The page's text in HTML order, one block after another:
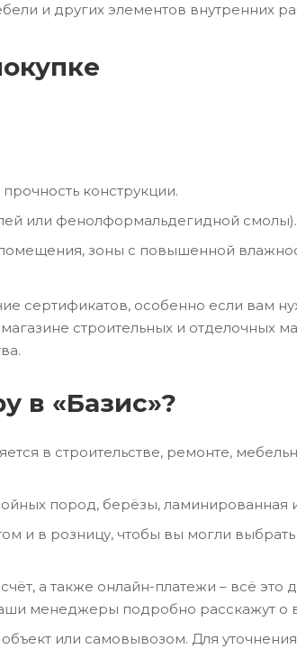
и других элементов внутренних
конструкции.
или фенолформальдегидной смолы).
зоны с повышенной
сертификатов, особенно если вам
строительных и отделочных
в «Базис»?
в строительстве, ремонте,
пород, берёзы, ламинированная
и в розницу, чтобы вы могли
а также онлайн-платежи – всё это
менеджеры подробно расскажут о
или самовывозом. Для